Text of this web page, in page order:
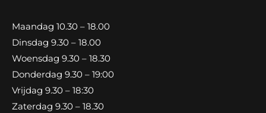
Maandag 10.30 – 18.00
Dinsdag 9.30 – 18.00
Woensdag 9.30 – 18.30
Donderdag 9.30 – 19:00
Vrijdag 9.30 – 18:30
Zaterdag 9.30 – 18.30